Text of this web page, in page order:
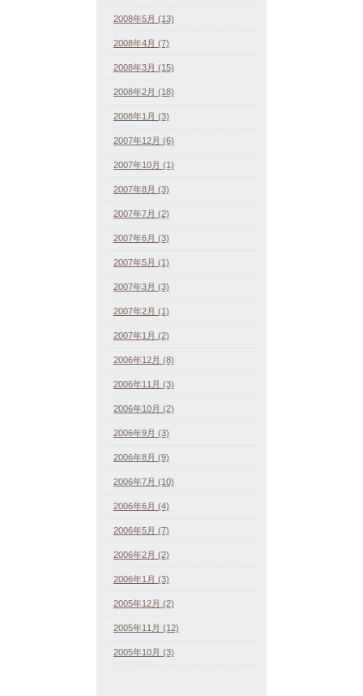
2008年5月 (13)
2008年4月 (7)
2008年3月 (15)
2008年2月 (18)
2008年1月 (3)
2007年12月 (6)
2007年10月 (1)
2007年8月 (3)
2007年7月 (2)
2007年6月 (3)
2007年5月 (1)
2007年3月 (3)
2007年2月 (1)
2007年1月 (2)
2006年12月 (8)
2006年11月 (3)
2006年10月 (2)
2006年9月 (3)
2006年8月 (9)
2006年7月 (10)
2006年6月 (4)
2006年5月 (7)
2006年2月 (2)
2006年1月 (3)
2005年12月 (2)
2005年11月 (12)
2005年10月 (3)